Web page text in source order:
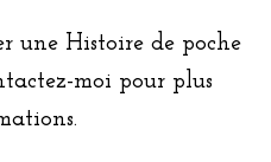
une Histoire de poche
moi pour plus